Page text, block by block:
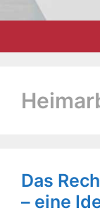
Das
– eine